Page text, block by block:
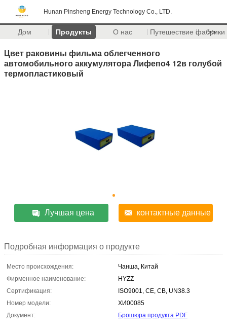
Hunan Pinsheng Energy Technology Co., LTD.
Дом Продукты О нас Путешествие фабрики
>>
Цвет раковины фильма облегченного
автомобильного аккумулятора Лифепо4 12в голубой
термопластиковый
Лучшая цена контактные данные
Подробная информация о продукте
Место происхождения:
Чанша, Китай
Фирменное наименование:
HYZZ
Сертификация:
ISO9001, CE, CB, UN38.3
Номер модели:
ХИ00085
Документ:
Брошюра продукта PDF